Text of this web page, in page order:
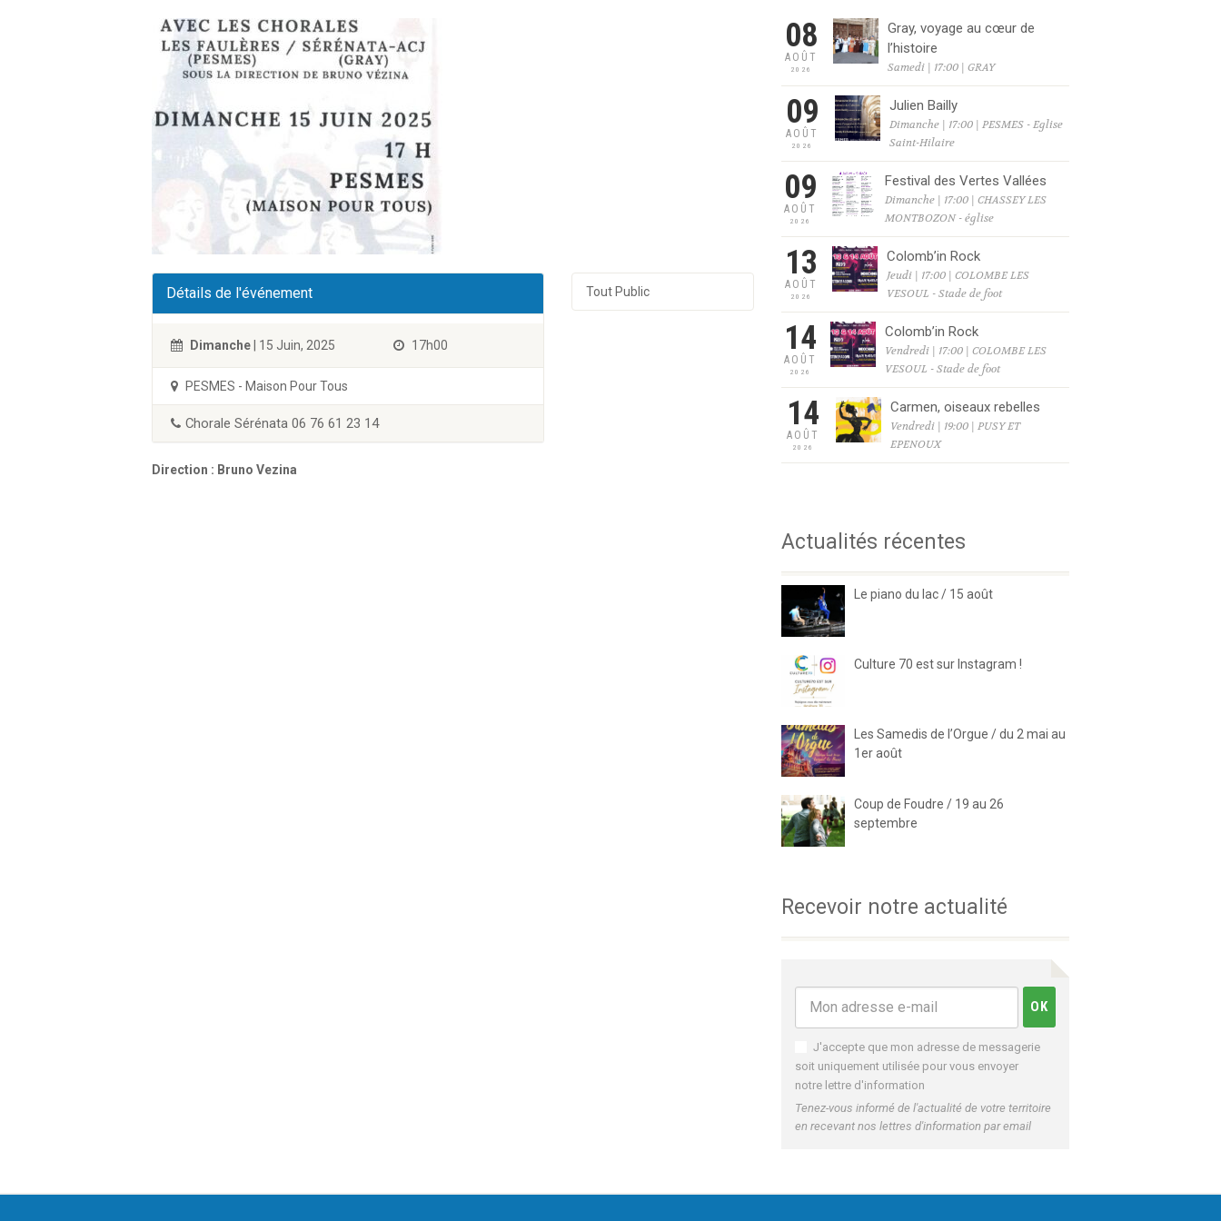
Détails de l'événement
Dimanche | 15 Juin, 2025 17h00
PESMES - Maison Pour Tous
Chorale Sérénata 06 76 61 23 14
Tout Public
Direction : Bruno Vezina
08
AOÛT
2026
Gray, voyage au cœur de
l’histoire
Samedi | 17:00 | GRAY
09
AOÛT
2026
Julien Bailly
Dimanche | 17:00 | PESMES - Eglise
Saint-Hilaire
09
AOÛT
2026
Festival des Vertes Vallées
Dimanche | 17:00 | CHASSEY LES
MONTBOZON - église
13
AOÛT
2026
Colomb’in Rock
Jeudi | 17:00 | COLOMBE LES
VESOUL - Stade de foot
14
AOÛT
2026
Colomb’in Rock
Vendredi | 17:00 | COLOMBE LES
VESOUL - Stade de foot
14
AOÛT
2026
Carmen, oiseaux rebelles
Vendredi | 19:00 | PUSY ET
EPENOUX
Actualités récentes
Le piano du lac / 15 août
Culture 70 est sur Instagram !
Les Samedis de l’Orgue / du 2 mai au
1er août
Coup de Foudre / 19 au 26
septembre
Recevoir notre actualité
J'accepte que mon adresse de messagerie
soit uniquement utilisée pour vous envoyer
notre lettre d'information
Tenez-vous informé de l'actualité de votre territoire
en recevant nos lettres d'information par email